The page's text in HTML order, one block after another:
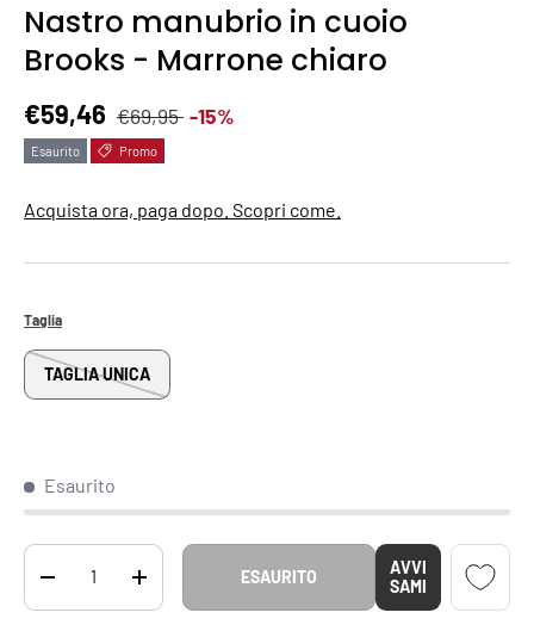
Nastro manubrio in cuoio
Brooks - Marrone chiaro
Prezzo di vendita
€59,46 Prezzo normale
€69,95 -15%
Esaurito Promo
Acquista ora, paga dopo. Scopri come.
Taglia
TAGLIA UNICA
Esaurito
Q.tà
DIMINUIRE LA QUANTITÀAUMENTA LA QUANTITÀ
ESAURITO
AVVI
SAMI